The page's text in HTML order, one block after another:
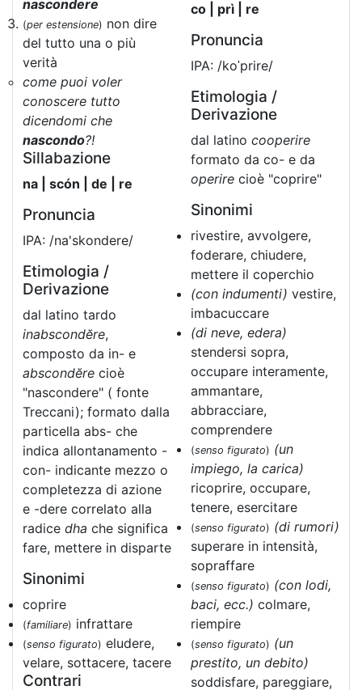
nascondere
(per estensione) non dire
del tutto una o più
verità
come puoi voler
conoscere tutto
dicendomi che
nascondo?!
Sillabazione
na | scón | de | re
Pronuncia
IPA: /na'skondere/
Etimologia /
Derivazione
dal latino tardo
inabscondĕre,
composto da in- e
abscondĕre cioè
"nascondere" ( fonte
Treccani); formato dalla
particella abs- che
indica allontanamento -
con- indicante mezzo o
completezza di azione
e -dere correlato alla
radice dha che significa
fare, mettere in disparte
Sinonimi
coprire
(familiare) infrattare
(senso figurato) eludere,
velare, sottacere, tacere
Contrari
co | prì | re
Pronuncia
IPA: /koˈprire/
Etimologia /
Derivazione
dal latino cooperire
formato da co- e da
operire cioè "coprire"
Sinonimi
rivestire, avvolgere,
foderare, chiudere,
mettere il coperchio
(con indumenti) vestire,
imbacuccare
(di neve, edera)
stendersi sopra,
occupare interamente,
ammantare,
abbracciare,
comprendere
(senso figurato) (un
impiego, la carica)
ricoprire, occupare,
tenere, esercitare
(senso figurato) (di rumori)
superare in intensità,
sopraffare
(senso figurato) (con lodi,
baci, ecc.) colmare,
riempire
(senso figurato) (un
prestito, un debito)
soddisfare, pareggiare,